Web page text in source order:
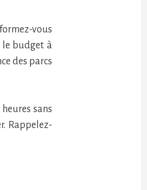
vous
budget à
des parcs
sans
Rappelez-